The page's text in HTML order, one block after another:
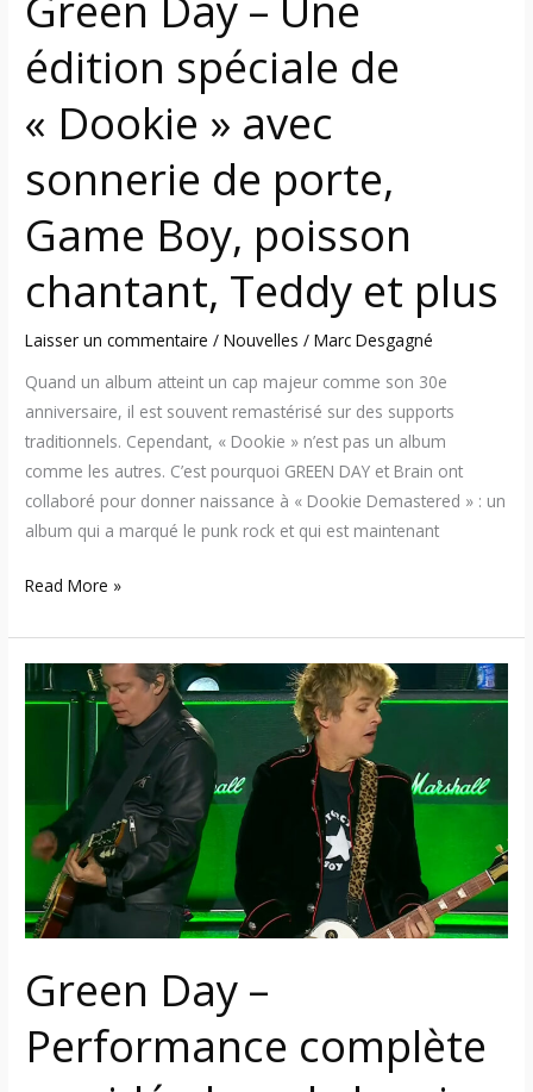
édition spéciale de
« Dookie » avec
sonnerie de porte,
Game Boy, poisson
chantant, Teddy et plus
Laisser un commentaire /Nouvelles /Marc Desgagné
Quand un album atteint un cap majeur comme son 30e
anniversaire, il est souvent remastérisé sur des supports
traditionnels. Cependant, « Dookie » n’est pas un album
comme les autres. C’est pourquoi GREEN DAY et Brain ont
collaboré pour donner naissance à « Dookie Demastered » : un
album qui a marqué le punk rock et qui est maintenant
porte,
Game
Boy,
poisson
chantant,
Teddy
plus
Read More »
Green Day –
Performance complète
Green
Day
Performance
complète
en
vidéo
lors
de
la
mi-
temps
du
match